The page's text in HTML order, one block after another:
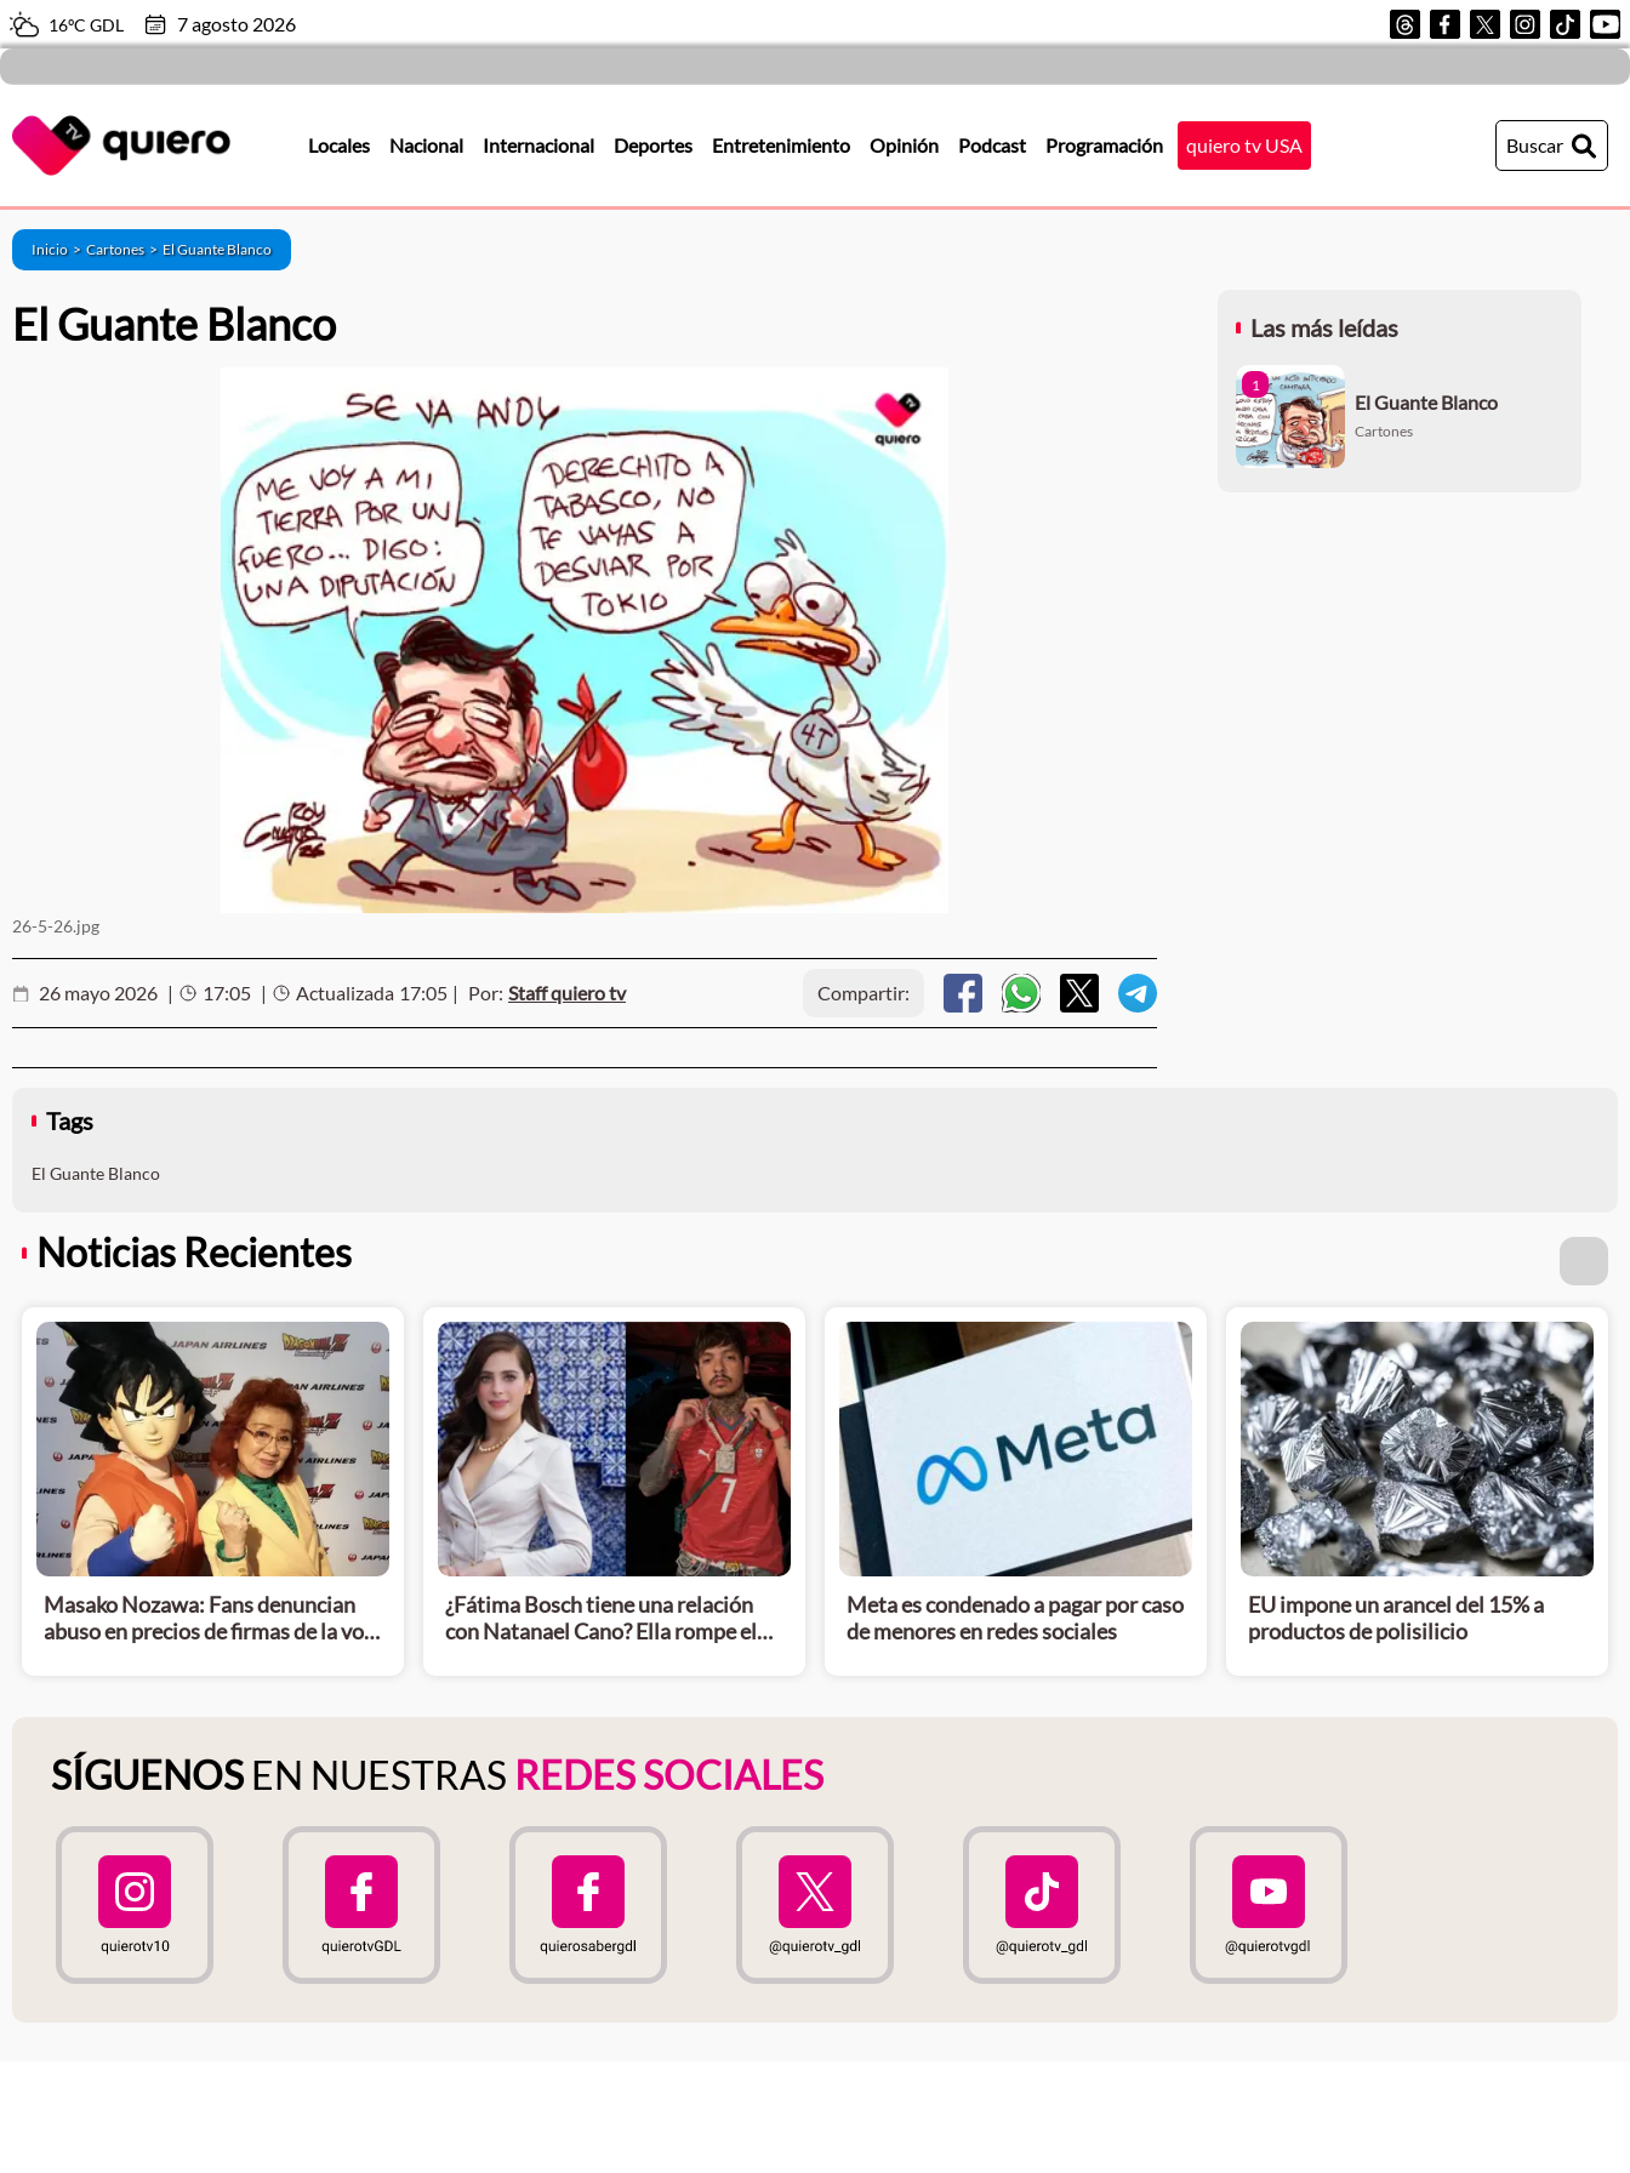
16ºC GDL 7 agosto 2026
Locales Nacional Internacional Deportes Entretenimiento Opinión Podcast Programación quiero tv USA Buscar
Inicio > Cartones> El Guante Blanco
El Guante Blanco
26-5-26.jpg
26 mayo 2026 | 17:05 | Actualizada 17:05 | Por: Staff quiero tv Compartir:
Las más leídas
1
El Guante Blanco
Cartones
Tags
El Guante Blanco
Noticias Recientes
Masako Nozawa: Fans denuncian
abuso en precios de firmas de la voz
¿Fátima Bosch tiene una relación
con Natanael Cano? Ella rompe el
Meta es condenado a pagar por caso
de menores en redes sociales
EU impone un arancel del 15% a
productos de polisilicio
SÍGUENOS EN NUESTRAS REDES SOCIALES